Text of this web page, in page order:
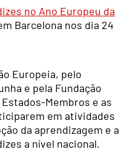
no Ano Europeu da
Barcelona nos dia 24
Europeia, pelo
e pela Fundação
Membros e as
em atividades
da aprendizagem e a
a nível nacional.